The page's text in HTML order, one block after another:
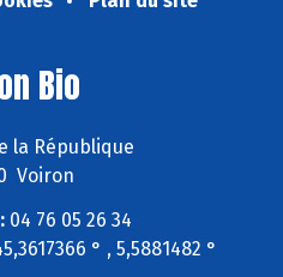
Bio
la République
Voiron
04 76 05 26 34
° , 5,5881482 °